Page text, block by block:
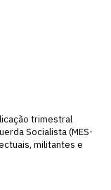
trimestral
Socialista (MES-
militantes e